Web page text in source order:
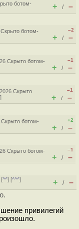
ботом-
+ / –
Скрыто ботом-
–2
+ / –
Скрыто ботом-
–1
+ / –
Скрыто
]
–1
+ / –
Скрыто ботом-
+2
+ / –
Скрыто ботом-
–1
+ / –
[^^] [^^^]
+ / –
привилегий